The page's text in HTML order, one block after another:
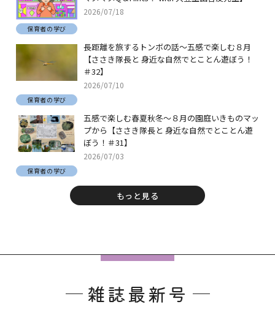
2026/07/18
保育者の学び
長距離を旅するトンボの話～五感で楽しむ８月
【ささき隊長と 身近な自然でとことん遊ぼう！
＃32】
2026/07/10
保育者の学び
五感で楽しむ春夏秋冬～８月の園庭いきものマッ
プから【ささき隊長と 身近な自然でとことん遊
ぼう！＃31】
2026/07/03
保育者の学び
もっと見る
雑誌最新号